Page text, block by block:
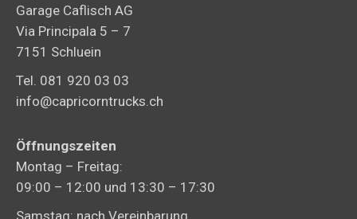
Garage Caflisch AG
Via Principala 5 – 7
7151 Schluein
Tel. 081 920 03 03
info@capricorntrucks.ch
Öffnungszeiten
Montag – Freitag:
09:00 – 12:00 und 13:30 – 17:30
Samstag: nach Vereinbarung